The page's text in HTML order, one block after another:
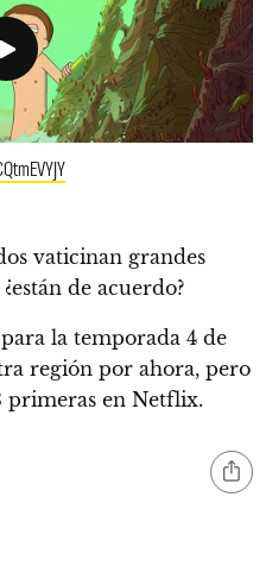
vaticinan grandes
de acuerdo?
la temporada 4 de
región por ahora, pero
primeras en Netflix.